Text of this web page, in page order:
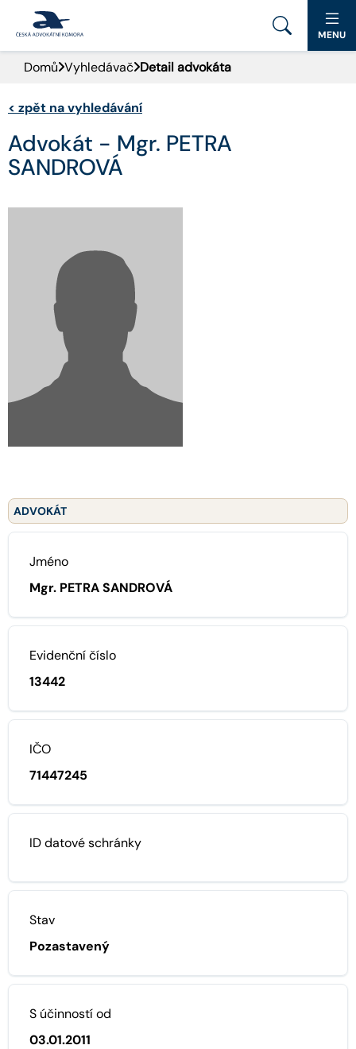
PORTÁL ČAK
DOMŮ
AKTUALITY
ADVOKÁTNÍ DENÍK
KONTAKT
MENU
Domů Vyhledávač Detail advokáta
< zpět na vyhledávání
Advokát - Mgr. PETRA
SANDROVÁ
ADVOKÁT
Jméno
Mgr. PETRA SANDROVÁ
Evidenční číslo
13442
IČO
71447245
ID datové schránky
Stav
Pozastavený
S účinností od
03.01.2011